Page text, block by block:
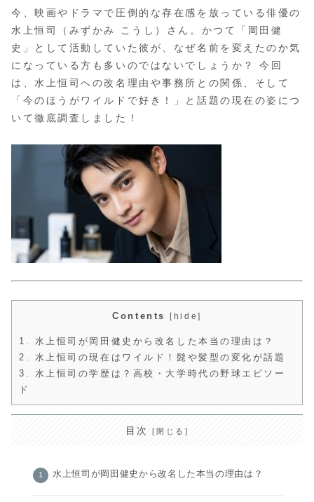
今、映画やドラマで圧倒的な存在感を放っている俳優の
水上恒司（みずかみ こうし）さん。かつて「岡田健
史」として活動していた彼が、なぜ名前を変えたのか気
になっている方も多いのではないでしょうか？ 今回
は、水上恒司への改名理由や事務所との関係、そして
「今のほうがワイルドで好き！」と話題の現在の姿につ
いて徹底調査しました！
Contents [hide]
1.
水上恒司が岡田健史から改名した本当の理由は？
2.
水上恒司の現在はワイルド！髭や髪型の変化が話題
3.
水上恒司の学歴は？高校・大学時代の野球エピソー
ド
目次
水上恒司が岡田健史から改名した本当の理由は？